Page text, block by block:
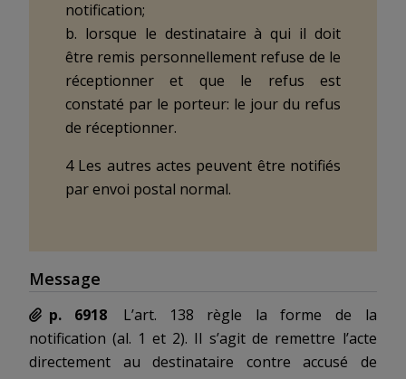
notification;
b. lorsque le destinataire à qui il doit
être remis personnellement refuse de le
réceptionner et que le refus est
constaté par le porteur: le jour du refus
de réceptionner.
4 Les autres actes peuvent être notifiés
par envoi postal normal.
Message
p. 6918 L’art. 138 règle la forme de la
notification (al. 1 et 2). Il s’agit de remettre l’acte
directement au destinataire contre accusé de